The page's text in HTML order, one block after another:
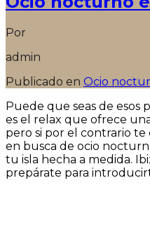
Por
admin
Publicado en Ocio
Puede que seas de esos
es el relax que ofrece
pero si por el contrario
en busca de ocio
tu isla hecha a medida.
prepárate para